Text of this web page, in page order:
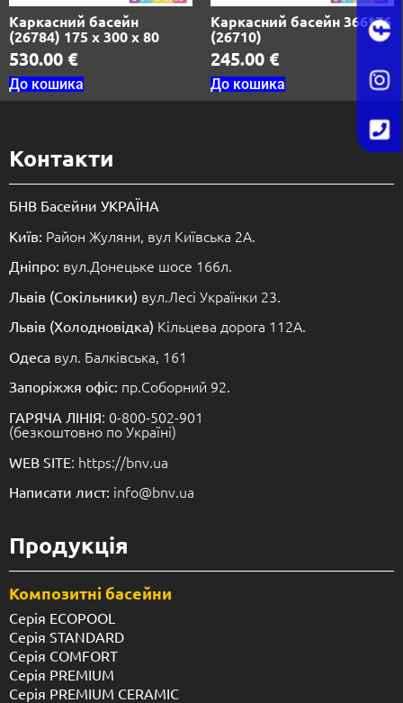
Каркасний басейн
(26784) 175 х 300 х 80
530.00 €
До кошика
Каркасний басейн 366*76
(26710)
245.00 €
До кошика
Контакти
БНВ Басейни УКРАЇНА
Київ: Район Жуляни, вул Київська 2А.
Дніпро: вул.Донецьке шосе 166л.
Львів (Сокільники) вул.Лесі Українки 23.
Львів (Холодновідка) Кільцева дорога 112А.
Одеса вул. Балківська, 161
Запоріжжя офіс: пр.Соборний 92.
ГАРЯЧА ЛІНІЯ: 0-800-502-901
(безкоштовно по Україні)
WEB SITE: https://bnv.ua
Написати лист: info@bnv.ua
Продукція
Композитні басейни
Серія ECOPOOL
Серія STANDARD
Серія COMFORT
Серія PREMIUM
Серія PREMIUM CERAMIC